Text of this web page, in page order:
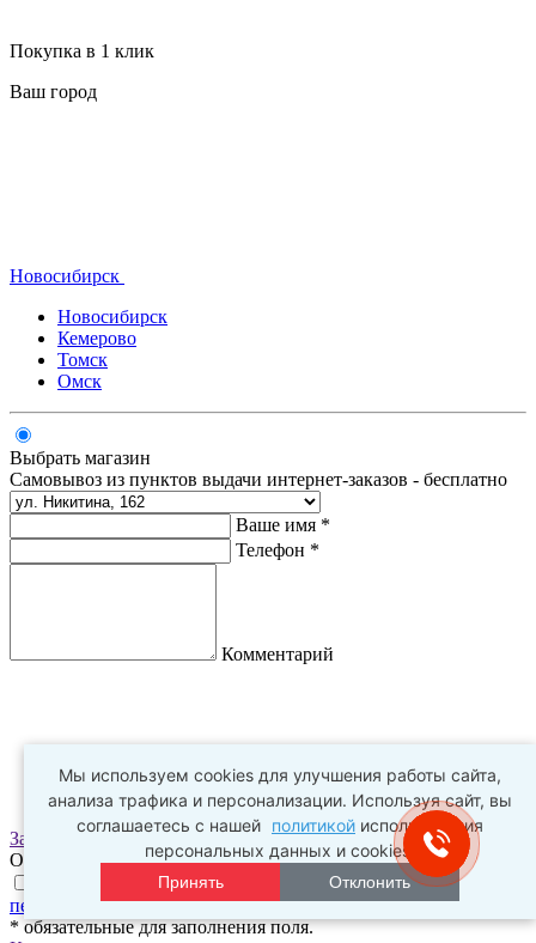
Покупка в 1 клик
Ваш город
Новосибирск
Новосибирск
Кемерово
Томск
Омск
Выбрать магазин
Самовывоз из пунктов выдачи интернет-заказов - бесплатно
Ваше имя *
Телефон *
Комментарий
Заказать
Оплата заказа происходит в пункте выдачи
Нажимая на галочку, я соглашаюсь сусловиями обработки
персональных данныхиполитикой конфиденциальности
* обязательные для заполнения поля.
Мы используем cookies для улучшения работы сайта,
анализа трафика и персонализации. Используя сайт, вы
соглашаетесь с нашей политикой использования
персональных данных и cookies.
Принять Отклонить